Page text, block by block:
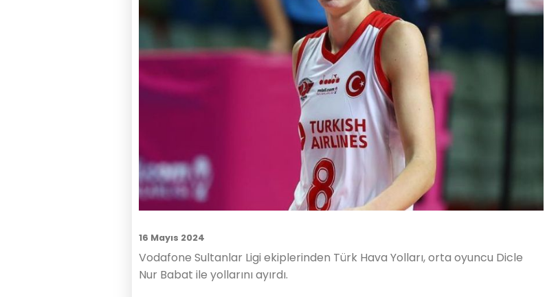
16 Mayıs 2024
Vodafone Sultanlar Ligi ekiplerinden Türk Hava Yolları, orta oyuncu Dicle
Nur Babat ile yollarını ayırdı.